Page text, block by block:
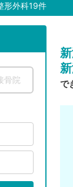
形外科19件
骨院
で